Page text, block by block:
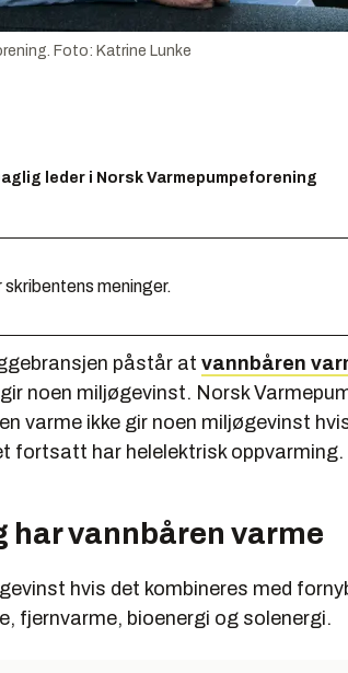
Foto: Katrine Lunke
leder i Norsk Varmepumpeforening
meninger.
påstår at vannbåren
noen miljøgevinst. Norsk
varme ikke gir noen miljøgevinst
fortsatt har helelektrisk oppvarming.
har vannbåren varme
hvis det kombineres med
fjernvarme, bioenergi og solenergi.